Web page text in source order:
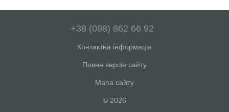
+38 (098) 862 66 92
Контактна інформація
Повна версія сайту
Мапа сайту
© 2026